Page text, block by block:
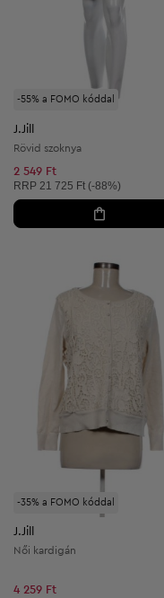
-55% a FOMO kóddal
J.Jill
Rövid szoknya
2 549 Ft
Ajánlott ár:
RRP 21 725 Ft (-88%)
-35% a FOMO kóddal
J.Jill
Női kardigán
4 259 Ft